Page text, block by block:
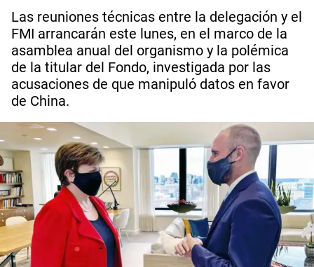
Las reuniones técnicas entre la delegación y el
FMI arrancarán este lunes, en el marco de la
asamblea anual del organismo y la polémica
de la titular del Fondo, investigada por las
acusaciones de que manipuló datos en favor
de China.